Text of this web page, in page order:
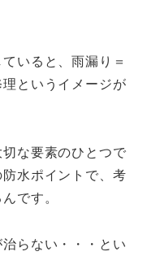
いると、雨漏り＝
というイメージが
な要素のひとつで
水ポイントで、考
です。
らない・・・とい